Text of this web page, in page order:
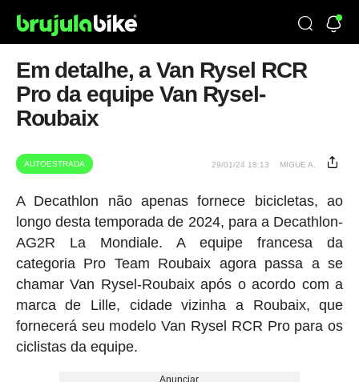
Em detalhe, a Van Rysel RCR
Pro da equipe Van Rysel-
Roubaix
AUTOESTRADA 29/01/24 18:13 MIGUE A.
A Decathlon não apenas fornece bicicletas, ao
longo desta temporada de 2024, para a Decathlon-
AG2R La Mondiale. A equipe francesa da
categoria Pro Team Roubaix agora passa a se
chamar Van Rysel-Roubaix após o acordo com a
marca de Lille, cidade vizinha a Roubaix, que
fornecerá seu modelo Van Rysel RCR Pro para os
ciclistas da equipe.
Anunciar